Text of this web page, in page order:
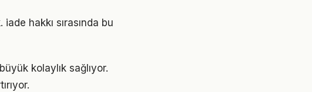
hakkı sırasında bu
kolaylık sağlıyor.